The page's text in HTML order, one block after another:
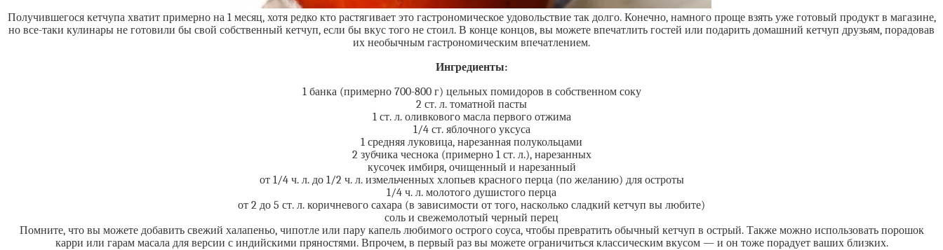
Получившегося кетчупа хватит примерно на 1 месяц, хотя редко кто растягивает это гастрономическое удовольствие так долго. Конечно, намного проще взять уже готовый продукт в магазине,
но все-таки кулинары не готовили бы свой собственный кетчуп, если бы вкус того не стоил. В конце концов, вы можете впечатлить гостей или подарить домашний кетчуп друзьям, порадовав
их необычным гастрономическим впечатлением.
Ингредиенты:
1 банка (примерно 700-800 г) цельных помидоров в собственном соку
2 ст. л. томатной пасты
1 ст. л. оливкового масла первого отжима
1/4 ст. яблочного уксуса
1 средняя луковица, нарезанная полукольцами
2 зубчика чеснока (примерно 1 ст. л.), нарезанных
кусочек имбиря, очищенный и нарезанный
от 1/4 ч. л. до 1/2 ч. л. измельченных хлопьев красного перца (по желанию) для остроты
1/4 ч. л. молотого душистого перца
от 2 до 5 ст. л. коричневого сахара (в зависимости от того, насколько сладкий кетчуп вы любите)
соль и свежемолотый черный перец
Помните, что вы можете добавить свежий халапеньо, чипотле или пару капель любимого острого соуса, чтобы превратить обычный кетчуп в острый. Также можно использовать порошок
карри или гарам масала для версии с индийскими пряностями. Впрочем, в первый раз вы можете ограничиться классическим вкусом — и он тоже порадует ваших близких.